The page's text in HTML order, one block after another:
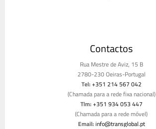
Contactos
Rua Mestre de Aviz, 15 B
2780-230 Oeiras-Portugal
Tel:+351 214 567 042
(Chamada para a rede fixa nacional)
Tlm:+351 934 053 447
(Chamada para a rede móvel)
Email:info@transglobal.pt